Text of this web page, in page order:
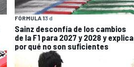
FÓRMULA 13 d
Sainz desconfía de los cambios
de la F1 para 2027 y 2028 y explica
por qué no son suficientes